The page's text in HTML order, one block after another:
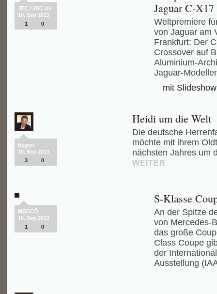
JEC / JDC Au
10. Sep 2013
1
0
Jaguar C-
Weltpremiere
von Jaguar am
Frankfurt: Der
Crossover auf
Aluminium-
Jaguar-
mit Slideshow
Eugen
10. Sep 2013
3
0
Heidi um die Welt
Die deutsche
möchte mit ihrem
nächsten Jahres um
WEITER
MBCCÖ
10. Sep 2013
1
0
S-Klasse
An der Spitze
von Mercedes-
das große
Class Coupe
der
Ausstellung